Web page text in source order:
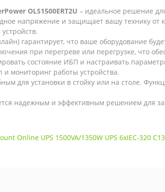
OLS1500ERT2U – идеальное решение
напряжение и защищает вашу технику
гарантирует, что ваше оборудование
при перегреве или перегрузке, что
состояние ИБП и настраивать
мониторинг работы устройства.
для установки в стойку или на столе.
надежным и эффективным решением для
Online UPS 1500VA/1350W UPS 6xIEC-320